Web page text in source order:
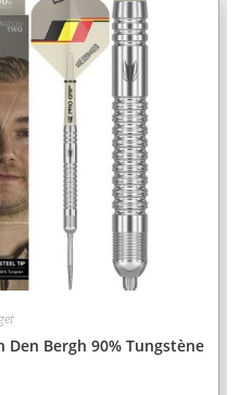
Bergh 90% Tungstène